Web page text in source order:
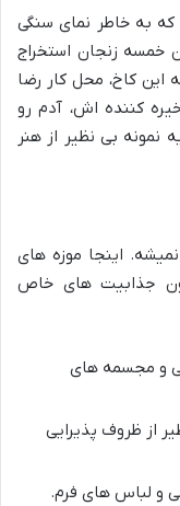
که به خاطر نمای سنگی
زنجان استخراج
کاخ، محل کار رضا
کننده اش، آدم رو
نمونه بی نظیر از هنر
اینجا موزه های
جذابیت های خاص
و مجسمه های
از ظروف پذیرایی
و لباس های فرم.